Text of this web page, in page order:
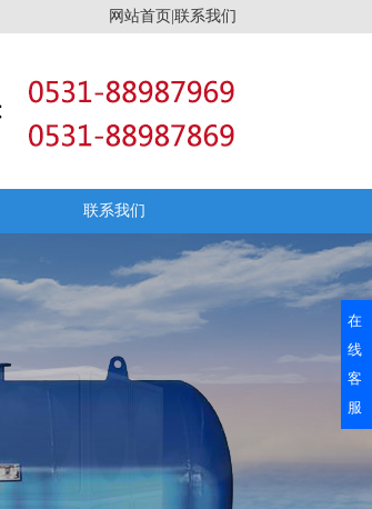
网站首页|联系我们
联系我们
在
线
客
服